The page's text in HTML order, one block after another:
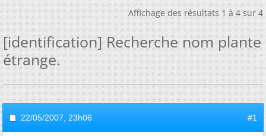
Affichage des résultats 1 à 4 sur 4
[identification] Recherche nom plante
étrange.
22/05/2007, 23h06 #1